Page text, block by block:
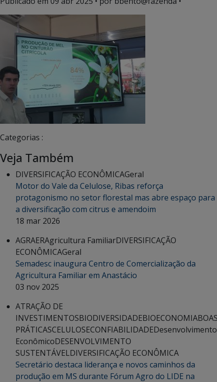
Categorias :
Veja Também
DIVERSIFICAÇÃO ECONÔMICAGeral
Motor do Vale da Celulose, Ribas reforça
protagonismo no setor florestal mas abre espaço para
a diversificação com citrus e amendoim
18 mar 2026
AGRAERAgricultura FamiliarDIVERSIFICAÇÃO
ECONÔMICAGeral
Semadesc inaugura Centro de Comercialização da
Agricultura Familiar em Anastácio
03 nov 2025
ATRAÇÃO DE
INVESTIMENTOSBIODIVERSIDADEBIOECONOMIA
PRÁTICASCELULOSECONFIABILIDADEDesenvolvimento
EconômicoDESENVOLVIMENTO
SUSTENTÁVELDIVERSIFICAÇÃO ECONÔMICA
Secretário destaca liderança e novos caminhos da
produção em MS durante Fórum Agro do LIDE na